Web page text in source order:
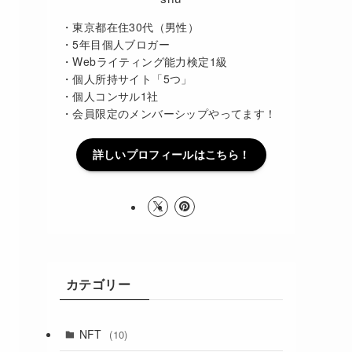
・東京都在住30代（男性）
・5年目個人ブロガー
・Webライティング能力検定1級
・個人所持サイト「5つ」
・個人コンサル1社
・会員限定のメンバーシップやってます！
詳しいプロフィールはこちら！
カテゴリー
NFT (10)